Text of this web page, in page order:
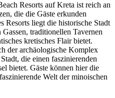
Resorts auf Kreta ist reich an
die die Gäste erkunden
Resorts liegt die historische Stadt
traditionellen Tavernen
kretisches Flair bietet.
der archäologische Komplex
die einen faszinierenden
bietet. Gäste können hier die
Welt der minoischen